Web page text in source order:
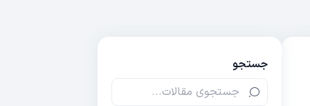
جستجو